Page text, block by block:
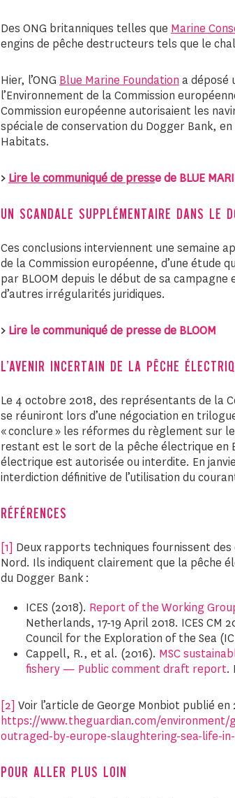
Des ONG britanniques telles que Marine
engins de pêche destructeurs tels que le
Hier, l’ONG Blue Marine Foundation a déposé
l’Environnement de la Commission
Commission européenne autorisaient les
spéciale de conservation du Dogger Bank,
Habitats.
> Lire le communiqué de presse de BLUE
UN SCANDALE SUPPLÉMENTAIRE DANS LE
Ces conclusions interviennent une semaine
de la Commission européenne, d’une étude
par BLOOM depuis le début de sa
d’autres irrégularités juridiques.
> Lire le communiqué de presse de BLOOM
L’AVENIR INCERTAIN DE LA PÊCHE
Le 4 octobre 2018, des représentants de la
se réuniront lors d’une négociation en
« conclure » les réformes du règlement sur
restant est le sort de la pêche électrique en
électrique est autorisée ou interdite. En
interdiction définitive de l’utilisation du
RÉFÉRENCES
[1] Deux rapports techniques fournissent
Nord. Ils indiquent clairement que la pêche
du Dogger Bank :
ICES (2018). Report of the Working
Netherlands, 17-19 April 2018. ICES CM
Council for the Exploration of the Sea
Cappell, R., et al. (2016). MSC
fishery — Public comment draft report.
[2] Voir l’article de George Monbiot publié en
https://www.theguardian.com/
outraged-by-europe-slaughtering-sea-life-
POUR ALLER PLUS LOIN